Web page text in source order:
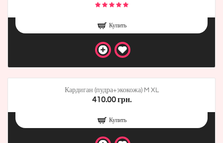
Купить
Кардиган (пудра+экокожа) M XL
410.00 грн.
Купить